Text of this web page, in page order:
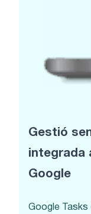
Gestió
integrada
Google
Google Tasks